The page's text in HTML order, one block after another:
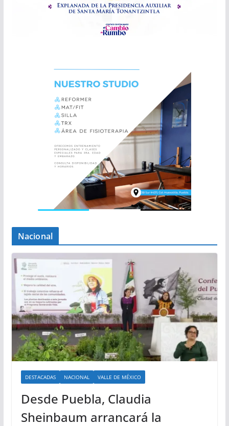
Nacional
DESTACADAS NACIONAL VALLE DE MÉXICO
Desde Puebla, Claudia
Sheinbaum arrancará la